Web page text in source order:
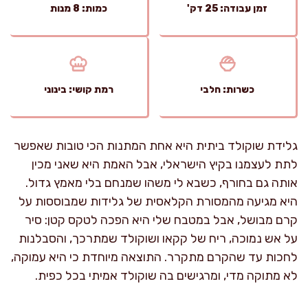
זמן עבודה: 25 דק' כמות: 8 מנות
כשרות: חלבי רמת קושי: בינוני
גלידת שוקולד ביתית היא אחת המתנות הכי טובות שאפשר
לתת לעצמנו בקיץ הישראלי, אבל האמת היא שאני מכין
אותה גם בחורף, כשבא לי משהו שמנחם בלי מאמץ גדול.
היא מגיעה מהמסורת הקלאסית של גלידות שמבוססות על
קרם מבושל, אבל במטבח שלי היא הפכה לטקס קטן: סיר
על אש נמוכה, ריח של קקאו ושוקולד שמתרכך, והסבלנות
לחכות עד שהקרם מתקרר. התוצאה מיוחדת כי היא עמוקה,
לא מתוקה מדי, ומרגישים בה שוקולד אמיתי בכל כפית.